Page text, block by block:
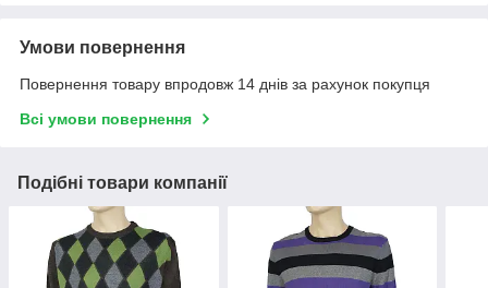
Умови повернення
Повернення товару впродовж 14 днів за рахунок покупця
Всі умови повернення
Подібні товари компанії